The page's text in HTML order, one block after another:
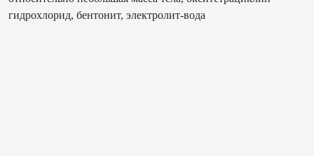
гидрохлорид, бентонит, электролит-вода